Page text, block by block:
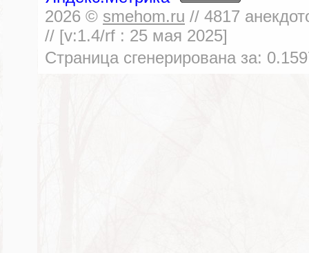
2026 © smehom.ru // 4817
// [v:1.4/rf : 25 мая 2025]
Страница сгенерирована за: